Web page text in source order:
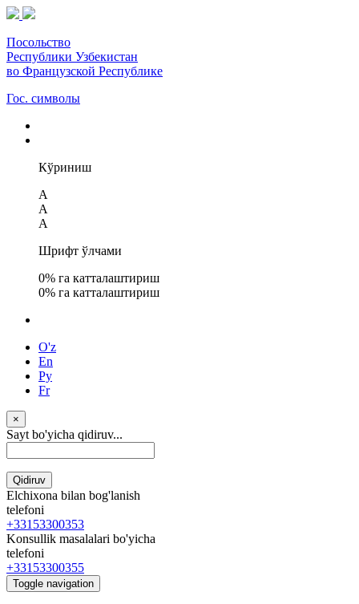
Посольство
Республики Узбекистан
во Французской Республике
Гос. символы
Кўриниш
A
A
A
Шрифт ўлчами
0% га катталаштириш
0% га катталаштириш
O'z
En
Ру
Fr
×
Sayt bo'yicha qidiruv...
Qidiruv
Elchixona bilan bog'lanish
telefoni
+33153300353
Konsullik masalalari bo'yicha
telefoni
+33153300355
Toggle navigation